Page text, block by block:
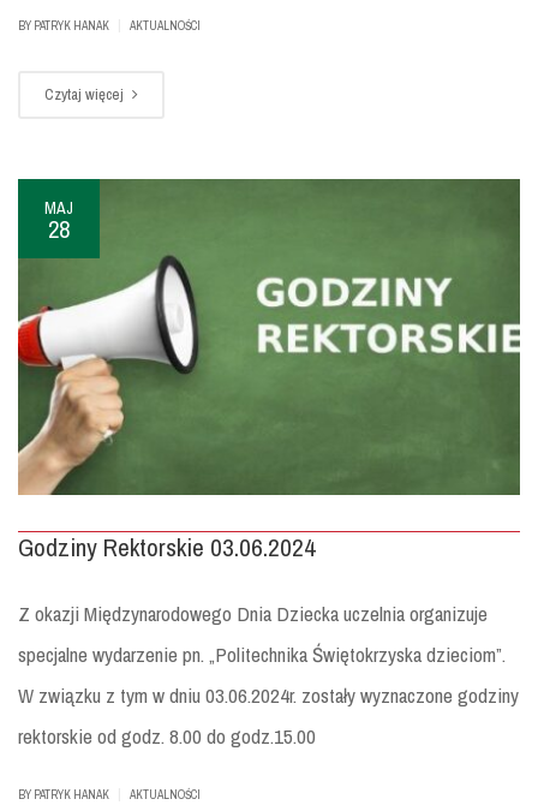
BY PATRYK HANAK AKTUALNOŚCI
Czytaj więcej
MAJ
28
Godziny Rektorskie 03.06.2024
Z okazji Międzynarodowego Dnia Dziecka uczelnia organizuje
specjalne wydarzenie pn. „Politechnika Świętokrzyska dzieciom”.
W związku z tym w dniu 03.06.2024r. zostały wyznaczone godziny
rektorskie od godz. 8.00 do godz.15.00
BY PATRYK HANAK AKTUALNOŚCI